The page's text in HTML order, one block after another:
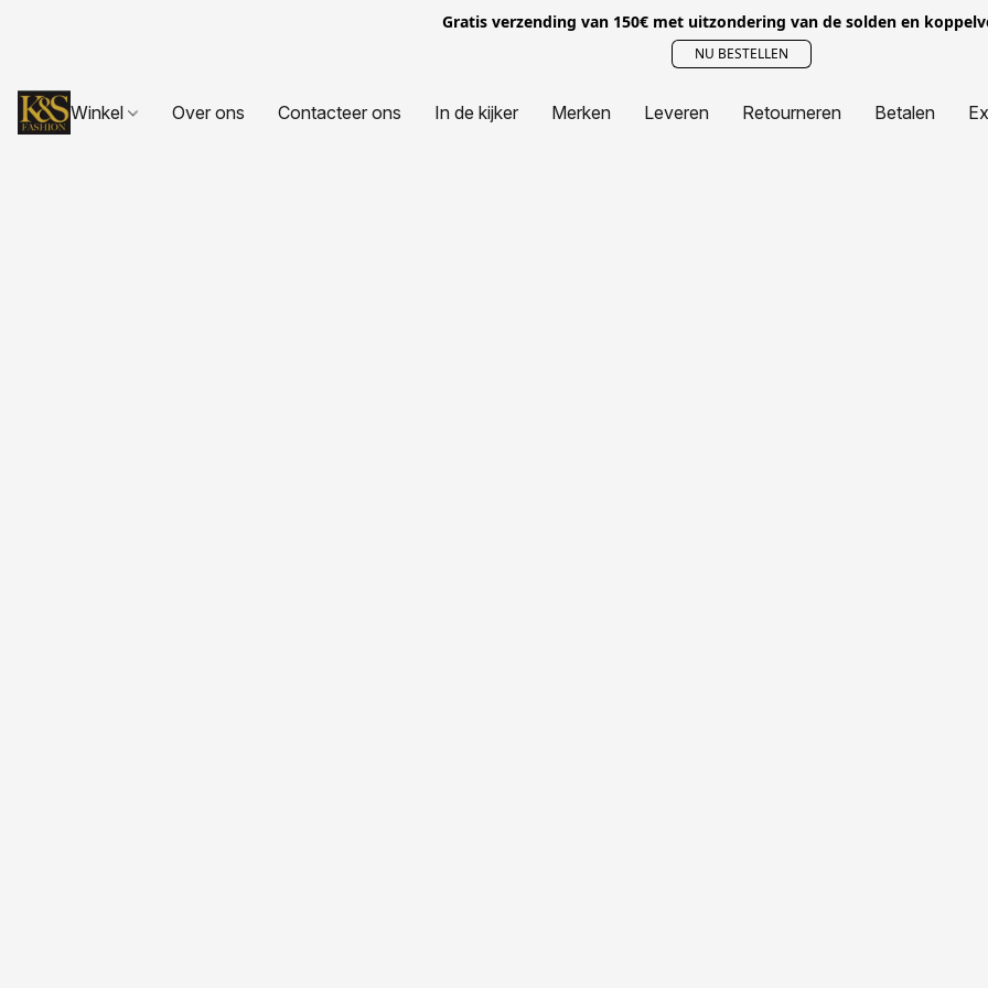
Gratis verzending van 150€ met uitzondering van de solden en
NU BESTELLEN
Winkel Over ons Contacteer ons In de kijker Merken Leveren Retourneren Betalen